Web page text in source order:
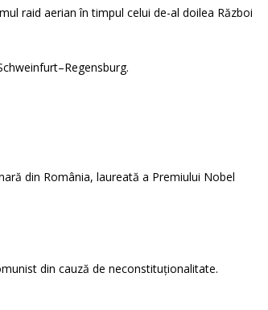
raid aerian în timpul celui de-al doilea Război
din România, laureată a Premiului Nobel
din cauză de neconstituționalitate.